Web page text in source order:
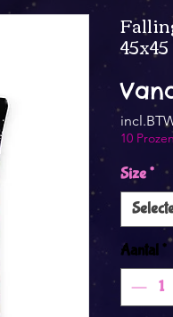
10
Size*
Aantal *